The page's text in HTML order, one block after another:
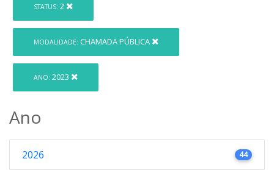
STATUS: 2
MODALIDADE: CHAMADA PÚBLICA
ANO: 2023
Ano
2026 44